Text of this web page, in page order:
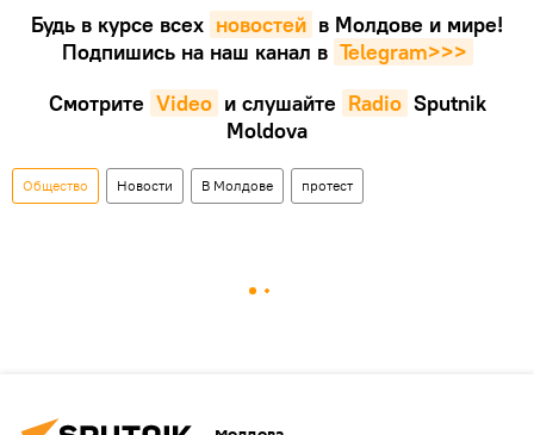
Будь в курсе всех новостей в Молдове и мире!
Подпишись на наш канал в Telegram>>>
Смотрите Video и слушайте Radio Sputnik
Moldova
Общество Новости В Молдове протест